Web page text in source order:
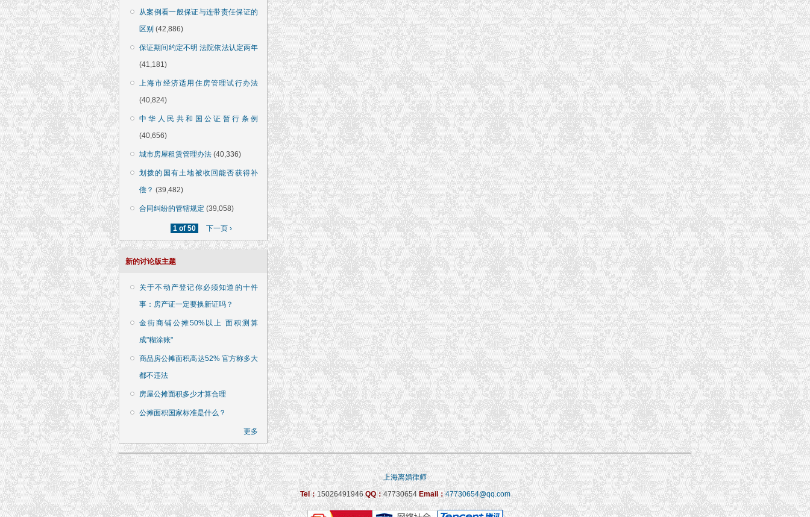
从案例看一般保证与连带责任保证的
区别 (42,886)
保证期间约定不明 法院依法认定两年
(41,181)
上海市经济适用住房管理试行办法
(40,824)
中华人民共和国公证暂行条例
(40,656)
城市房屋租赁管理办法 (40,336)
划拨的国有土地被收回能否获得补
偿？ (39,482)
合同纠纷的管辖规定 (39,058)
1 of 50 下一页 ›
新的讨论版主题
关于不动产登记你必须知道的十件
事：房产证一定要换新证吗？
金街商铺公摊50%以上 面积测算
成"糊涂账"
商品房公摊面积高达52% 官方称多大
都不违法
房屋公摊面积多少才算合理
公摊面积国家标准是什么？
更多
上海离婚律师
Tel：15026491946QQ：47730654Email：47730654@qq.com